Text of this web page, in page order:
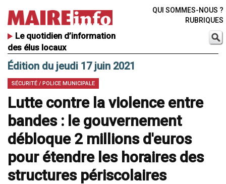
Le quotidien d’information
des élus locaux
QUI SOMMES-NOUS ?
RUBRIQUES
Édition du jeudi 17 juin 2021
SÉCURITÉ / POLICE MUNICIPALE
Lutte contre la violence entre
bandes : le gouvernement
débloque 2 millions d'euros
pour étendre les horaires des
structures périscolaires